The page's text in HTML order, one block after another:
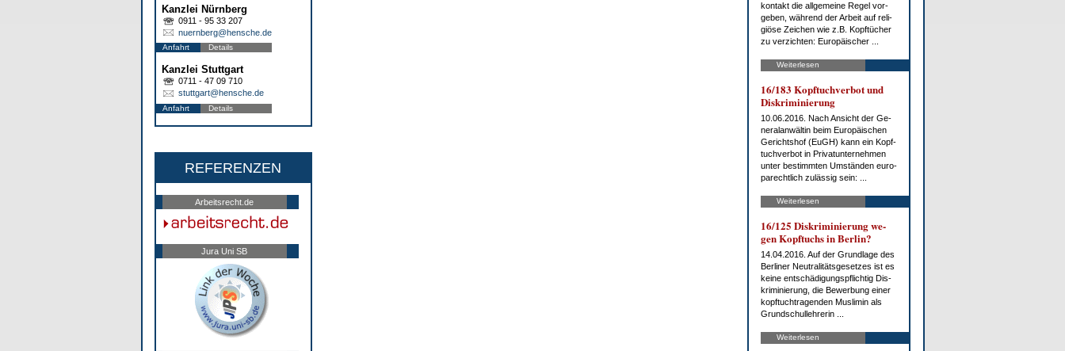
Kanzlei Nürnberg
0911 - 95 33 207
nuernberg@hensche.de
Anfahrt Details
Kanzlei Stuttgart
0711 - 47 09 710
stuttgart@hensche.de
Anfahrt Details
REFERENZEN
Arbeitsrecht.de
Jura Uni SB
kon­takt die all­ge­mei­ne Re­gel vor­
ge­ben, wäh­rend der Ar­beit auf re­li­
giö­se Zei­chen wie z.B. Kopf­tü­cher
zu ver­zich­ten: Eu­ro­päi­scher ...
Weiterlesen
16/183 Kopf­tuch­ver­bot und
Dis­kri­mi­nie­rung
10.06.2016. Nach An­sicht der Ge­
ne­ral­an­wäl­tin beim Eu­ro­päi­schen
Ge­richts­hof (EuGH) kann ein Kopf­
tuch­ver­bot in Pri­vat­un­ter­neh­men
un­ter be­stimm­ten Um­stän­den eu­ro­
pa­recht­lich zu­läs­sig sein: ...
Weiterlesen
16/125 Dis­kri­mi­nie­rung we­
gen Kopf­tuchs in Ber­lin?
14.04.2016. Auf der Grund­la­ge des
Ber­li­ner Neu­tra­li­täts­ge­set­zes ist es
kei­ne ent­schä­di­gungs­pflich­tig Dis­
kri­mi­nie­rung, die Be­wer­bung ei­ner
kopf­tuch­t­ra­gen­den Mus­li­min als
Grund­schul­leh­re­rin ...
Weiterlesen